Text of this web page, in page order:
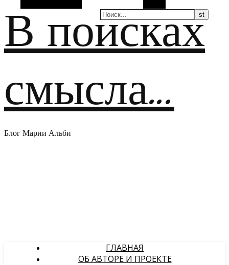
В поисках
смысла…
Блог Марии Альби
ГЛАВНАЯ
ОБ АВТОРЕ И ПРОЕКТЕ